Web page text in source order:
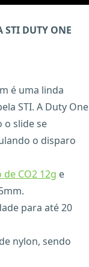
STI DUTY ONE
é uma linda
STI. A Duty One
o slide se
o disparo
de CO2 12g e
para até 20
nylon, sendo